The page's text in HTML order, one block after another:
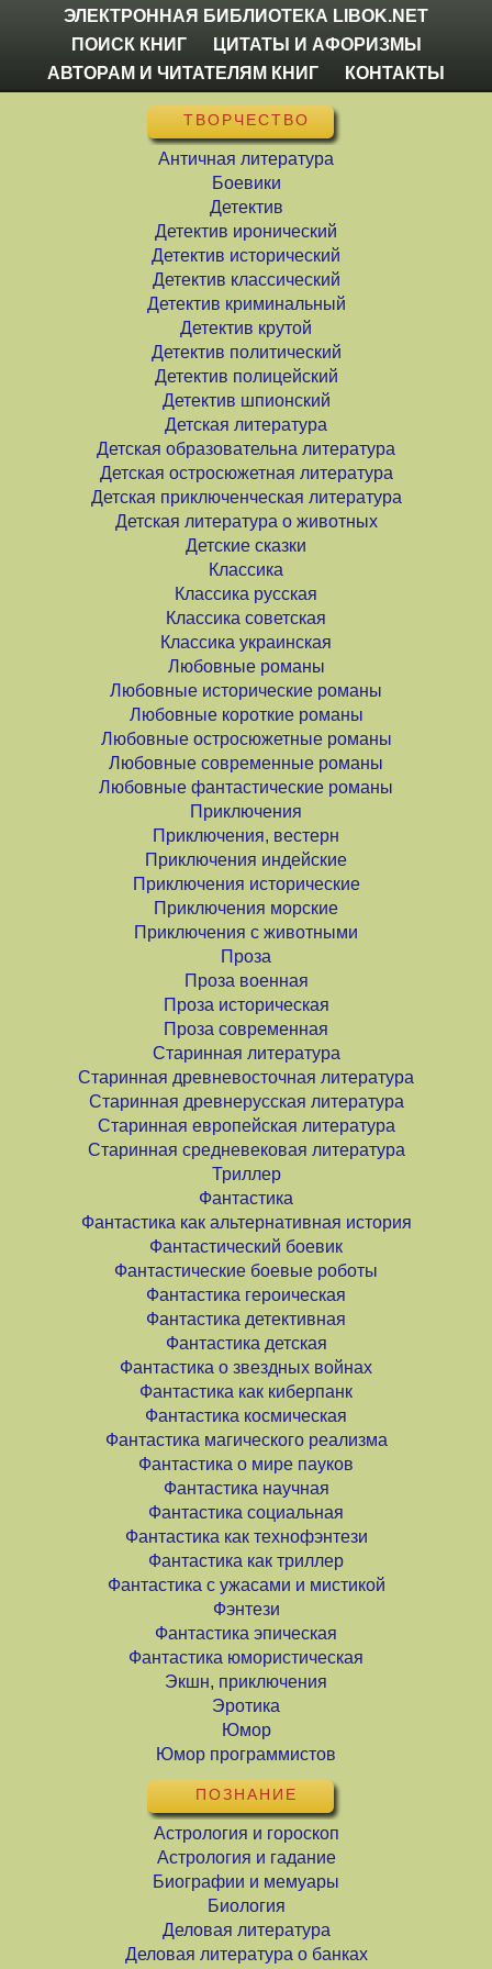
ЭЛЕКТРОННАЯ БИБЛИОТЕКА LIBOK.NET
ПОИСК КНИГ
ЦИТАТЫ И АФОРИЗМЫ
АВТОРАМ И ЧИТАТЕЛЯМ КНИГ
КОНТАКТЫ
ТВОРЧЕСТВО
Античная литература
Боевики
Детектив
Детектив иронический
Детектив исторический
Детектив классический
Детектив криминальный
Детектив крутой
Детектив политический
Детектив полицейский
Детектив шпионский
Детская литература
Детская образовательна литература
Детская остросюжетная литература
Детская приключенческая литература
Детская литература о животных
Детские сказки
Классика
Классика русская
Классика советская
Классика украинская
Любовные романы
Любовные исторические романы
Любовные короткие романы
Любовные остросюжетные романы
Любовные современные романы
Любовные фантастические романы
Приключения
Приключения, вестерн
Приключения индейские
Приключения исторические
Приключения морские
Приключения с животными
Проза
Проза военная
Проза историческая
Проза современная
Старинная литература
Старинная древневосточная литература
Старинная древнерусская литература
Старинная европейская литература
Старинная средневековая литература
Триллер
Фантастика
Фантастика как альтернативная история
Фантастический боевик
Фантастические боевые роботы
Фантастика героическая
Фантастика детективная
Фантастика детская
Фантастика о звездных войнах
Фантастика как киберпанк
Фантастика космическая
Фантастика магического реализма
Фантастика о мире пауков
Фантастика научная
Фантастика социальная
Фантастика как технофэнтези
Фантастика как триллер
Фантастика с ужасами и мистикой
Фэнтези
Фантастика эпическая
Фантастика юмористическая
Экшн, приключения
Эротика
Юмор
Юмор программистов
ПОЗНАНИЕ
Астрология и гороскоп
Астрология и гадание
Биографии и мемуары
Биология
Деловая литература
Деловая литература о банках